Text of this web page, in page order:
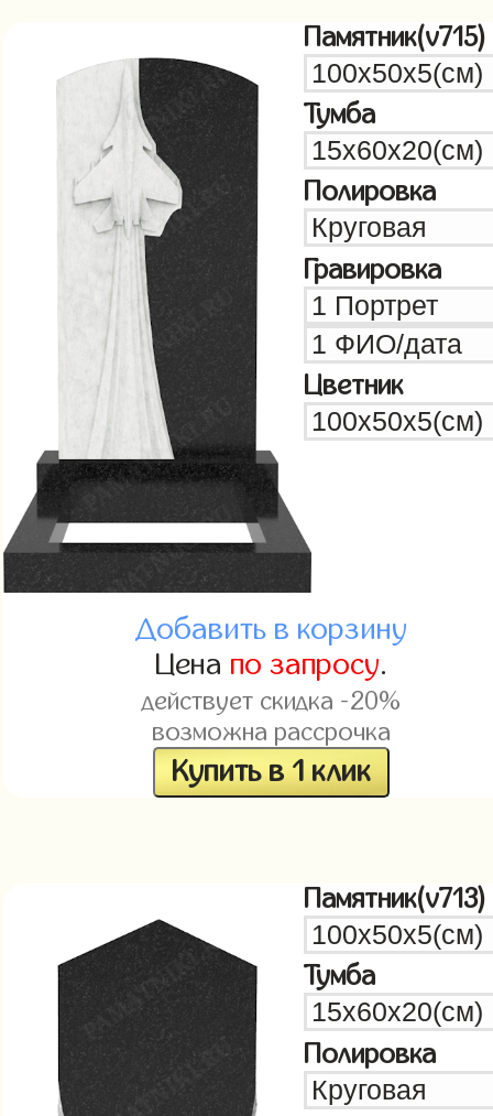
Памятник(v715)
Тумба
Полировка
Гравировка
Цветник
Добавить в корзину
Цена по запросу.
действует скидка -20%
возможна рассрочка
Купить в 1 клик
Памятник(v713)
Тумба
Полировка